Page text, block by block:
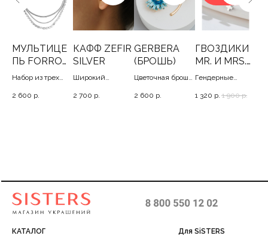
МУЛЬТИЦЕ
ПЬ FORRO
2.0
Набор из трех
2 600 р.
КАФФ ZEFIR
SILVER
Широкий
фианитами,
2 700 р.
GERBERA
(БРОШЬ)
Цветочная брошь-
2 600 р.
ГВОЗДИКИ
MR. И MRS.
(SILVER)
Гендерные
в серебристом,
1 320 р. 1 900 р.
КАТАЛОГ Для SiSTERS